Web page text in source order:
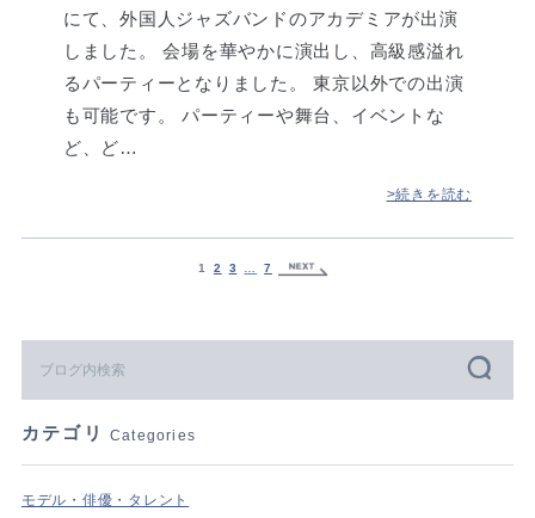
にて、外国人ジャズバンドのアカデミアが出演
しました。 会場を華やかに演出し、高級感溢れ
るパーティーとなりました。 東京以外での出演
も可能です。 パーティーや舞台、イベントな
ど、ど…
>続きを読む
1 2 3 … 7
カテゴリ Categories
モデル・俳優・タレント